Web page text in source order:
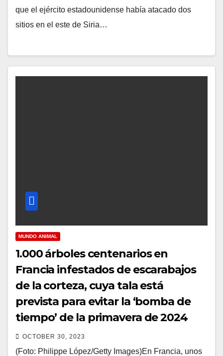
que el ejército estadounidense había atacado dos
sitios en el este de Siria…
MUNDO ANIMAL
1.000 árboles centenarios en
Francia infestados de escarabajos
de la corteza, cuya tala está
prevista para evitar la ‘bomba de
tiempo’ de la primavera de 2024
OCTOBER 30, 2023
(Foto: Philippe López/Getty Images)En Francia, unos